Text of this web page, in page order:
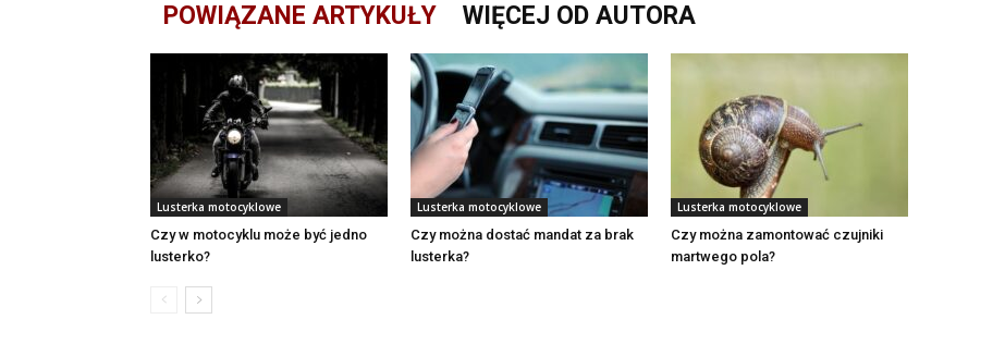
POWIĄZANE ARTYKUŁY WIĘCEJ OD AUTORA
Lusterka motocyklowe
Czy w motocyklu może być jedno
lusterko?
Lusterka motocyklowe
Czy można dostać mandat za brak
lusterka?
Lusterka motocyklowe
Czy można zamontować czujniki
martwego pola?